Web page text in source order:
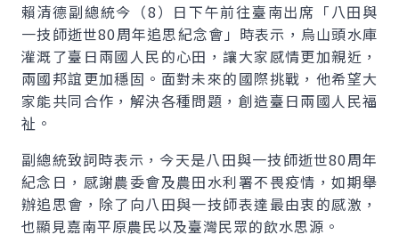
賴清德副總統今（8）日下午前往臺南出席「八田與
一技師逝世80周年追思紀念會」時表示，烏山頭水庫
灌溉了臺日兩國人民的心田，讓大家感情更加親近，
兩國邦誼更加穩固。面對未來的國際挑戰，他希望大
家能共同合作，解決各種問題，創造臺日兩國人民福
祉。
副總統致詞時表示，今天是八田與一技師逝世80周年
紀念日，感謝農委會及農田水利署不畏疫情，如期舉
辦追思會，除了向八田與一技師表達最由衷的感激，
也顯見嘉南平原農民以及臺灣民眾的飲水思源。